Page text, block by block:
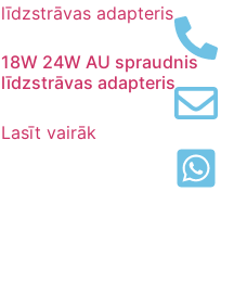
18W 24W AU spraudnis
līdzstrāvas adapteris
Lasīt vairāk